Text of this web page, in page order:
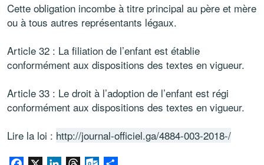
Cette obligation incombe à titre principal au père et mère
ou à tous autres représentants légaux.
Article 32 : La filiation de l’enfant est établie
conformément aux dispositions des textes en vigueur.
Article 33 : Le droit à l’adoption de l’enfant est régi
conformément aux dispositions des textes en vigueur.
Lire la loi : http://journal-officiel.ga/4884-003-2018-/